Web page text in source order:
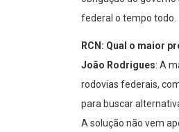
federal o tempo todo.
RCN: Qual o maior
João Rodrigues: A
rodovias federais,
para buscar
A solução não vem